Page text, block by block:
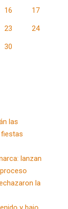
16 17
23 24
30
las
lanzan
la